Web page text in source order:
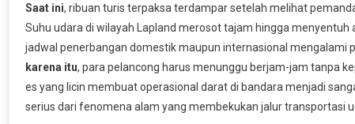
Saat ini, ribuan turis terpaksa terdampar setelah melihat
Suhu udara di wilayah Lapland merosot tajam hingga
jadwal penerbangan domestik maupun internasional mengalami
karena itu, para pelancong harus menunggu berjam-jam tanpa
es yang licin membuat operasional darat di bandara menjadi
serius dari fenomena alam yang membekukan jalur transportasi